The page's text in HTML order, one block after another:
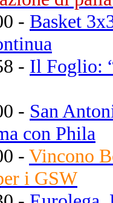
- Basket
- Il Foglio:
- San
con Phila
- Vincono
i GSW